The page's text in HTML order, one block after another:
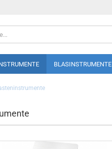
BLASINSTRUMENTE